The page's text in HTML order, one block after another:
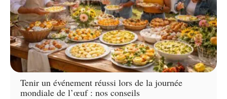
Tenir un événement réussi lors de la journée
mondiale de l’œuf : nos conseils